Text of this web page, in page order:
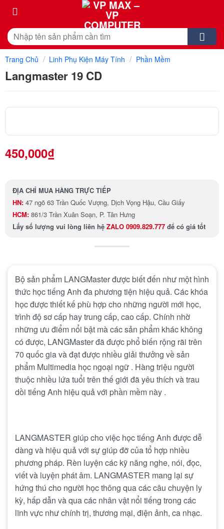
Skip
content
Tìm
kiếm:
Trang Chủ / Linh Phụ Kiện Máy Tính / Phần Mềm
Langmaster 19 CD
450,000₫
ĐỊA CHỈ MUA HÀNG TRỰC TIẾP
HN:47 ngõ 63 Trần Quốc Vượng, Dịch Vọng Hậu, Cầu Giấy
HCM: 861/3 Trần Xuân Soạn, P. Tân Hưng
Lấy số lượng vui lòng liên hệ ZALO 0909.829.777để có giá tốt
Bộ sản phẩm LANGMaster được biết đến như một hình
thức học tiếng Anh đa phương tiện hiệu quả. Các khóa
học được thiết kế phù hợp cho những người mới học,
trình độ sơ cấp hay trung cấp, cao cấp. Chính nhờ
những ưu điểm nổi bật mà các sản phẩm khác không
có được, LANGMaster đã được phổ biến rộng rãi trên
70 quốc gia và đạt được nhiều giải thưởng về sản
phẩm Multimedia học ngoại ngữ . Hàng triệu người
thuộc nhiều lứa tuổi trên thế giới đã yêu thích và trau
dồi tiếng Anh hiệu quả với phần mềm này .
LANGMASTER giúp cho việc học tiếng Anh được dễ
dàng và hiệu quả với sự giúp đỡ của tổ hợp nhiều
phương pháp. Rèn luyện các kỹ năng nghe, nói, đọc,
viết và luyện phát âm. LANGMASTER mang lại sự
hứng thú cho người học thông qua các câu chuyện ly
kỳ, hấp dẫn và qua các nhân vật nổi tiếng trong các
lĩnh vực như chính trị, thương mại, điện ảnh, ca nhạc.